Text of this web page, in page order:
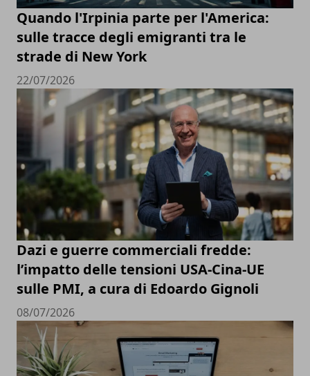
Quando l'Irpinia parte per l'America:
sulle tracce degli emigranti tra le
strade di New York
22/07/2026
Dazi e guerre commerciali fredde:
l’impatto delle tensioni USA-Cina-UE
sulle PMI, a cura di Edoardo Gignoli
08/07/2026